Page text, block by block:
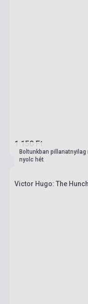
1 150 Ft
Boltunkban
nyolc hét
Victor Hugo: The